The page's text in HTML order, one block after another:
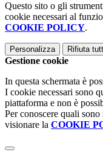
Questo sito o gli
cookie necessari al
COOKIE POLICY.
Personalizza Rifiuta
Gestione cookie
In questa schermata è
I cookie necessari sono
piattaforma e non è
Per conoscere quali
visionare la COOKIE